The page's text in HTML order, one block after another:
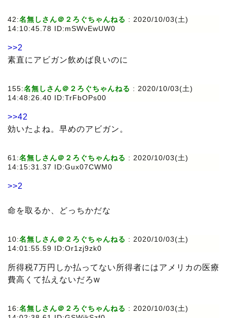
42:名無しさん＠２ろぐちゃんねる : 2020/10/03(土)
14:10:45.78 ID:mSWvEwUW0
>>2
素直にアビガン飲めば良いのに
155:名無しさん＠２ろぐちゃんねる : 2020/10/03(土)
14:48:26.40 ID:TrFbOPs00
>>42
効いたよね。早めのアビガン。
61:名無しさん＠２ろぐちゃんねる : 2020/10/03(土)
14:15:31.37 ID:Gux07CWM0
>>2
命を取るか、どっちかだな
10:名無しさん＠２ろぐちゃんねる : 2020/10/03(土)
14:01:55.59 ID:Or1zj9zk0
所得税7万円しか払ってない所得者にはアメリカの医療
費高くて払えないだろw
16:名無しさん＠２ろぐちゃんねる : 2020/10/03(土)